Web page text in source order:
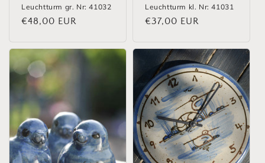
Leuchtturm gr. Nr: 41032
Normaler
€48,00 EUR
Leuchtturm kl. Nr: 41031
Normaler
€37,00 EUR